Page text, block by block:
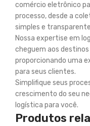
comércio eletrônico
processo, desde a
simples e
Nossa expertise em
cheguem aos
proporcionando uma
para seus clientes.
Simplifique seus
crescimento do seu
logística para você.
Produtos